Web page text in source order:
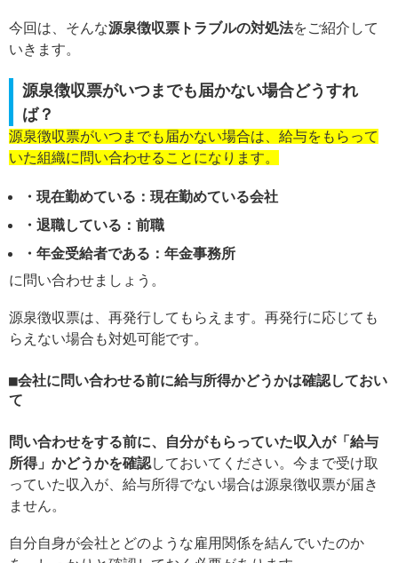
今回は、そんな源泉徴収票トラブルの対処法をご紹介して
いきます。
源泉徴収票がいつまでも届かない場合どうすれ
ば？
源泉徴収票がいつまでも届かない場合は、給与をもらって
いた組織に問い合わせることになります。
・現在勤めている：現在勤めている会社
・退職している：前職
・年金受給者である：年金事務所
に問い合わせましょう。
源泉徴収票は、再発行してもらえます。再発行に応じても
らえない場合も対処可能です。
会社に問い合わせる前に給与所得かどうかは確認しておい
て
問い合わせをする前に、自分がもらっていた収入が「給与
所得」かどうかを確認しておいてください。今まで受け取
っていた収入が、給与所得でない場合は源泉徴収票が届き
ません。
自分自身が会社とどのような雇用関係を結んでいたのか